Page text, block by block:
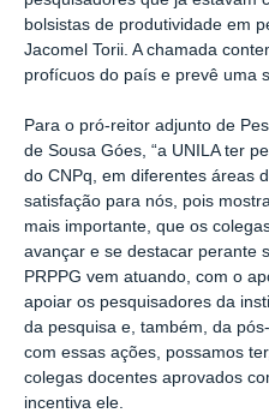
bolsistas de produtividade em
Jacomel Torii. A chamada
profícuos do país e prevê uma
Para o pró-reitor adjunto de
de Sousa Góes, “a UNILA ter
do CNPq, em diferentes áreas
satisfação para nós, pois
mais importante, que os
avançar e se destacar perante
PRPPG vem atuando, com o
apoiar os pesquisadores da
da pesquisa e, também, da
com essas ações, possamos
colegas docentes aprovados
incentiva ele.